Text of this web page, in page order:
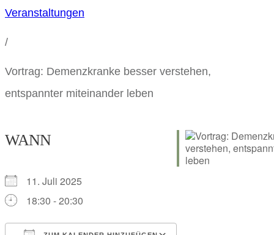
Veranstaltungen
/
Vortrag: Demenzkranke besser verstehen,
entspannter miteinander leben
WANN
11. Juli 2025
18:30 - 20:30